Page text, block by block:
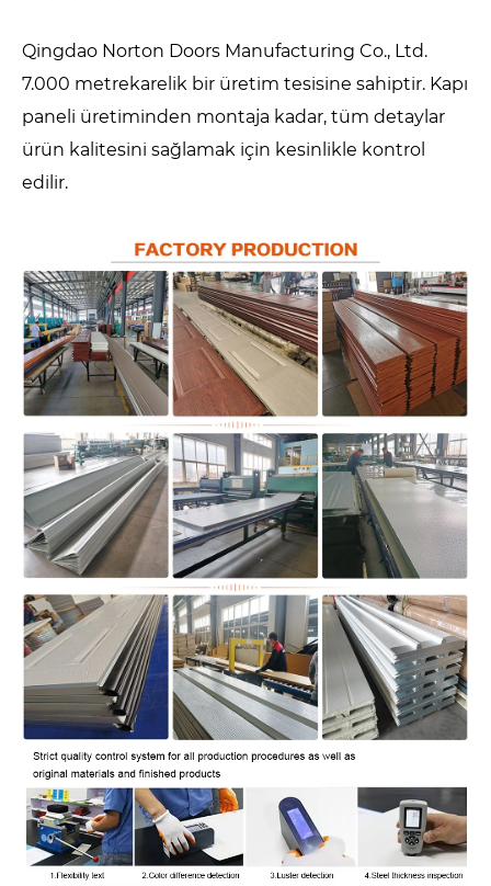
Qingdao Norton Doors Manufacturing Co., Ltd.
7.000 metrekarelik bir üretim tesisine sahiptir. Kapı
paneli üretiminden montaja kadar, tüm detaylar
ürün kalitesini sağlamak için kesinlikle kontrol
edilir.